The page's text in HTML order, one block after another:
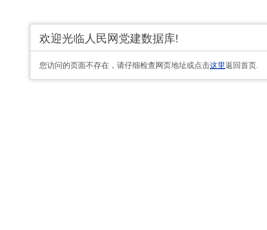
欢迎光临人民网党建数据库!
您访问的页面不存在，请仔细检查网页地址或点击这里返回首页.